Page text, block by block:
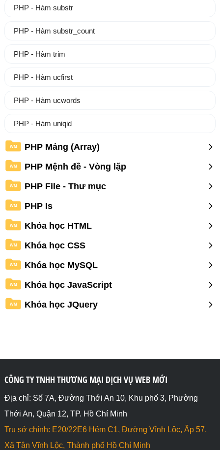
PHP - Hàm substr
PHP - Hàm substr_count
PHP - Hàm trim
PHP - Hàm ucfirst
PHP - Hàm ucwords
PHP - Hàm uniqid
WM PHP Mảng (Array)
WM PHP Mệnh đề - Vòng lặp
WM PHP File - Thư mục
WM PHP Is
WM Khóa học HTML
WM Khóa học CSS
WM Khóa học MySQL
WM Khóa học JavaScript
WM Khóa học JQuery
CÔNG TY TNHH THƯƠNG MẠI DỊCH VỤ WEB MỚI
Địa chỉ: Số 7A, Đường Thới An 10, Khu phố 3, Phường
Thới An, Quận 12, TP. Hồ Chí Minh
Trụ sở chính: E20/22E6 Hẻm C1, Đường Vĩnh Lộc, Ấp 57,
Xã Tân Vĩnh Lộc, Thành phố Hồ Chí Minh